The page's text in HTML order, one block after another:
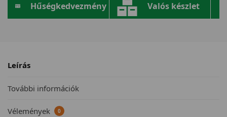
Hűségkedvezmény Valós készlet
Leírás
További információk
Vélemények 0